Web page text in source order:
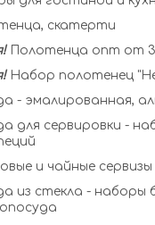
скатерти
Полотенца опт от
Набор полотенец
- эмалированная,
сервировки - наборы столовых
и чайные сервизы
из стекла -